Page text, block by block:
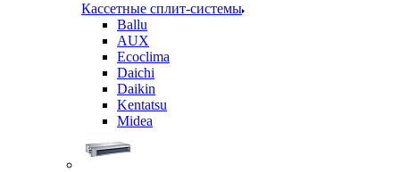
Кассетные сплит-системы
Ballu
AUX
Ecoclima
Daichi
Daikin
Kentatsu
Midea